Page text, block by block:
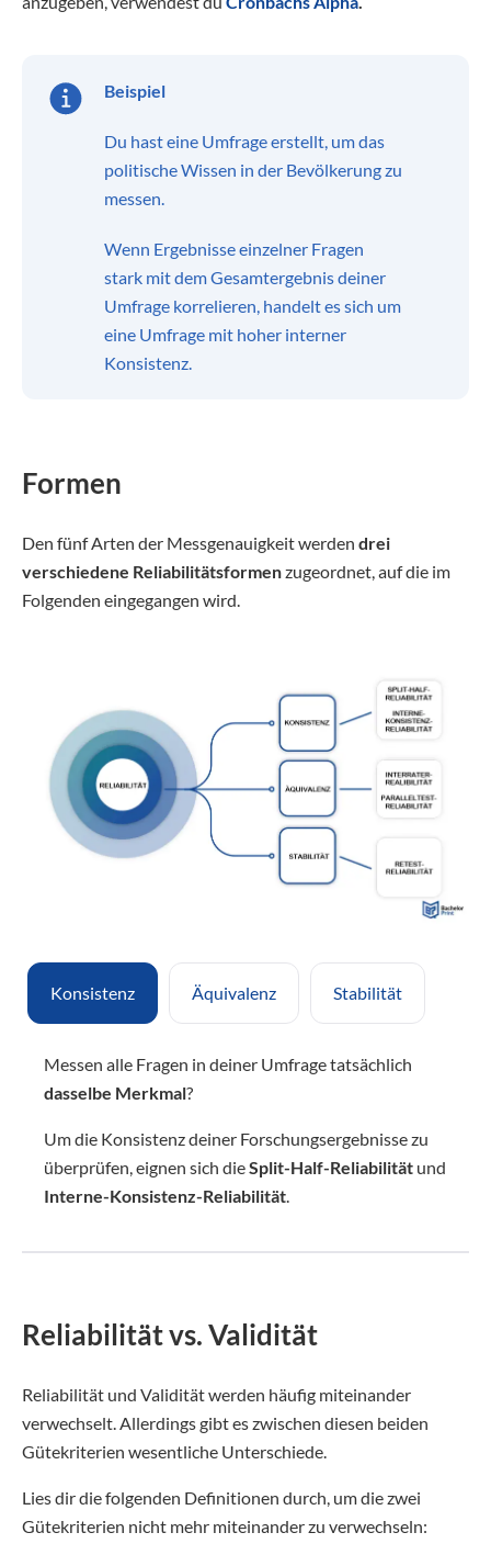
Beispiel
Du hast eine Umfrage erstellt, um das
politische Wissen in der Bevölkerung zu
messen.
Wenn Ergebnisse einzelner Fragen
stark mit dem Gesamtergebnis deiner
Umfrage korrelieren, handelt es sich um
eine Umfrage mit hoher interner
Konsistenz.
Formen
Den fünf Arten der Messgenauigkeit werden drei
verschiedene Reliabilitätsformenzugeordnet, auf die im
Folgenden eingegangen wird.
Konsistenz Äquivalenz Stabilität
Messen alle Fragen in deiner Umfrage tatsächlich
dasselbe Merkmal?
Um die Konsistenz deiner Forschungsergebnisse zu
überprüfen, eignen sich dieSplit-Half-Reliabilität und
Interne-Konsistenz-Reliabilität.
Reliabilität vs. Validität
Reliabilität und Validität werden häufig miteinander
verwechselt. Allerdings gibt es zwischen diesen beiden
Gütekriterien wesentliche Unterschiede.
Lies dir die folgenden Definitionen durch, um die zwei
Gütekriterien nicht mehr miteinander zu verwechseln: